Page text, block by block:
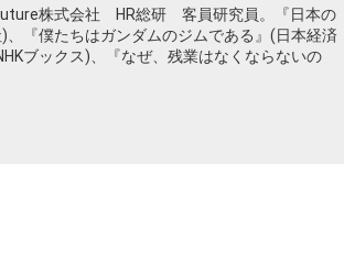
株式会社 HR総研 客員研究員。『日本の
『僕たちはガンダムのジムである』(日本経済
ブックス)、『なぜ、残業はなくならないの